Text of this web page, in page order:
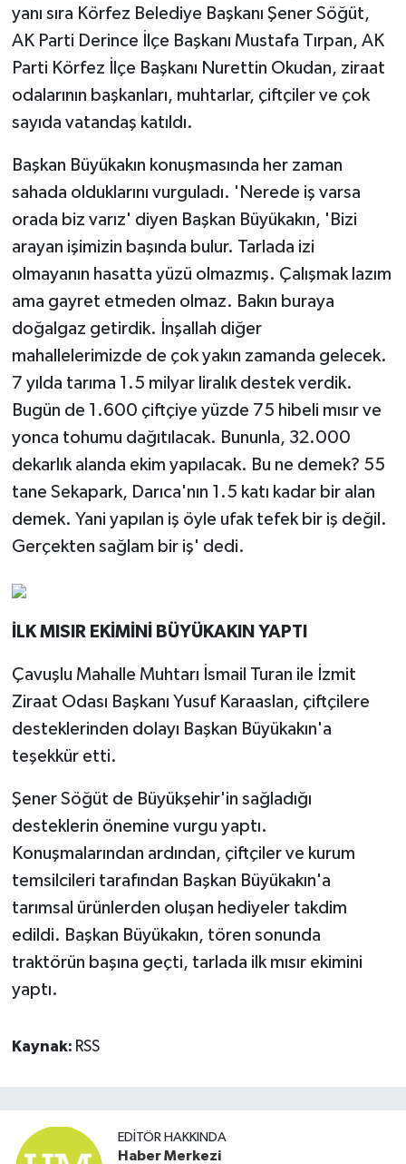
yanı sıra Körfez Belediye Başkanı Şener Söğüt,
AK Parti Derince İlçe Başkanı Mustafa Tırpan, AK
Parti Körfez İlçe Başkanı Nurettin Okudan, ziraat
odalarının başkanları, muhtarlar, çiftçiler ve çok
sayıda vatandaş katıldı.
Başkan Büyükakın konuşmasında her zaman
sahada olduklarını vurguladı. 'Nerede iş varsa
orada biz varız' diyen Başkan Büyükakın, 'Bizi
arayan işimizin başında bulur. Tarlada izi
olmayanın hasatta yüzü olmazmış. Çalışmak lazım
ama gayret etmeden olmaz. Bakın buraya
doğalgaz getirdik. İnşallah diğer
mahallelerimizde de çok yakın zamanda gelecek.
7 yılda tarıma 1.5 milyar liralık destek verdik.
Bugün de 1.600 çiftçiye yüzde 75 hibeli mısır ve
yonca tohumu dağıtılacak. Bununla, 32.000
dekarlık alanda ekim yapılacak. Bu ne demek? 55
tane Sekapark, Darıca'nın 1.5 katı kadar bir alan
demek. Yani yapılan iş öyle ufak tefek bir iş değil.
Gerçekten sağlam bir iş' dedi.
İLK MISIR EKİMİNİ BÜYÜKAKIN YAPTI
Çavuşlu Mahalle Muhtarı İsmail Turan ile İzmit
Ziraat Odası Başkanı Yusuf Karaaslan, çiftçilere
desteklerinden dolayı Başkan Büyükakın'a
teşekkür etti.
Şener Söğüt de Büyükşehir'in sağladığı
desteklerin önemine vurgu yaptı.
Konuşmalarından ardından, çiftçiler ve kurum
temsilcileri tarafından Başkan Büyükakın'a
tarımsal ürünlerden oluşan hediyeler takdim
edildi. Başkan Büyükakın, tören sonunda
traktörün başına geçti, tarlada ilk mısır ekimini
yaptı.
Kaynak: RSS
EDITÖR HAKKINDA
Haber Merkezi